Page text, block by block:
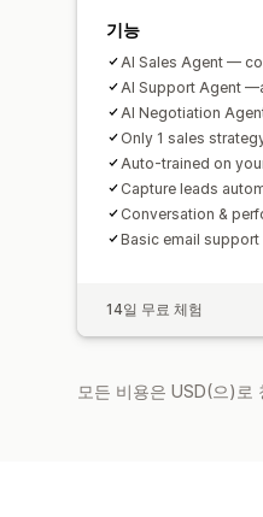
기능
AI Sales Agent —
AI Support Agent
AI Negotiation
Only 1 sales
Auto-trained on
Capture leads
Conversation &
Basic email support
14일 무료 체험
모든 비용은 USD(으)로